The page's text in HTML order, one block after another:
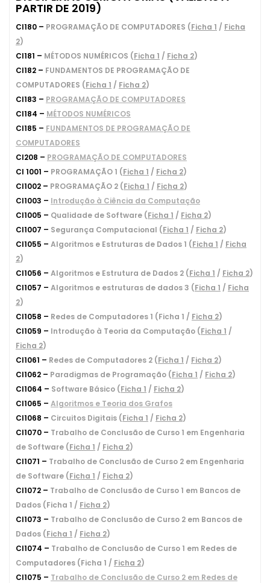
PARTIR DE 2019)
CI180 – PROGRAMAÇÃO DE COMPUTADORES (Ficha 1 / Ficha
2)
CI181 – MÉTODOS NUMÉRICOS (Ficha 1 / Ficha 2)
CI182 – FUNDAMENTOS DE PROGRAMAÇÃO DE
COMPUTADORES (Ficha 1 / Ficha 2)
CI183 – PROGRAMAÇÃO DE COMPUTADORES
CI184 – MÉTODOS NUMÉRICOS
CI185 – FUNDAMENTOS DE PROGRAMAÇÃO DE
COMPUTADORES
CI208 – PROGRAMAÇÃO DE COMPUTADORES
CI 1001 – PROGRAMAÇÃO 1 (Ficha 1 / Ficha 2)
CI1002 – PROGRAMAÇÃO 2 (Ficha 1 / Ficha 2)
CI1003 – Introdução à Ciência da Computação
CI1005 – Qualidade de Software (Ficha 1 / Ficha 2)
CI1007 – Segurança Computacional (Ficha 1 / Ficha 2)
CI1055 – Algoritmos e Estruturas de Dados 1 (Ficha 1 / Ficha
2)
CI1056 – Algoritmos e Estrutura de Dados 2 (Ficha 1 / Ficha 2)
CI1057 – Algoritmos e estruturas de dados 3 (Ficha 1 / Ficha
2)
CI1058 – Redes de Computadores 1 (Ficha 1 / Ficha 2)
CI1059 – Introdução à Teoria da Computação (Ficha 1 /
Ficha 2)
CI1061 – Redes de Computadores 2 (Ficha 1 / Ficha 2)
CI1062 – Paradigmas de Programação (Ficha 1 / Ficha 2)
CI1064 – Software Básico (Ficha 1 / Ficha 2)
CI1065 – Algoritmos e Teoria dos Grafos
CI1068 – Circuitos Digitais (Ficha 1 / Ficha 2)
CI1070 – Trabalho de Conclusão de Curso 1 em Engenharia
de Software (Ficha 1 / Ficha 2)
CI1071 – Trabalho de Conclusão de Curso 2 em Engenharia
de Software (Ficha 1 / Ficha 2)
CI1072 – Trabalho de Conclusão de Curso 1 em Bancos de
Dados (Ficha 1 / Ficha 2)
CI1073 – Trabalho de Conclusão de Curso 2 em Bancos de
Dados (Ficha 1 / Ficha 2)
CI1074 – Trabalho de Conclusão de Curso 1 em Redes de
Computadores (Ficha 1 / Ficha 2)
CI1075 – Trabalho de Conclusão de Curso 2 em Redes de